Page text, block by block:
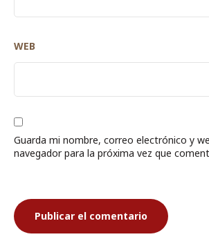
WEB
Guarda mi nombre, correo electrónico y
navegador para la próxima vez que